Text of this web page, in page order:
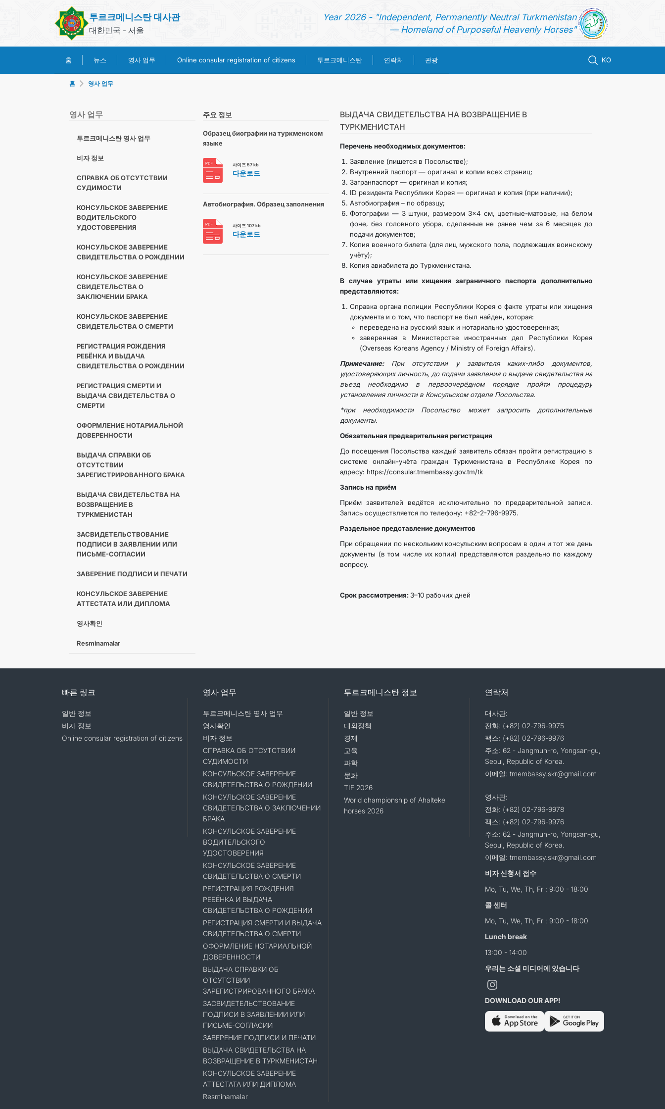
투르크메니스탄 대사관
대한민국 - 서울
Year 2026 - "Independent, Permanently Neutral Turkmenistan
— Homeland of Purposeful Heavenly Horses"
홈 뉴스 영사 업무 Online consular registration of citizens 투르크메니스탄 연락처 관광 KO
ONLINE CONSULAR REGISTRATION OF CITIZENS
투르크메니스탄
홈 영사 업무
영사 업무
투르크메니스탄 영사 업무
비자 정보
СПРАВКА ОБ ОТСУТСТВИИ
СУДИМОСТИ
КОНСУЛЬСКОЕ ЗАВЕРЕНИЕ
ВОДИТЕЛЬСКОГО
УДОСТОВЕРЕНИЯ
КОНСУЛЬСКОЕ ЗАВЕРЕНИЕ
СВИДЕТЕЛЬСТВА О РОЖДЕНИИ
КОНСУЛЬСКОЕ ЗАВЕРЕНИЕ
СВИДЕТЕЛЬСТВА О
ЗАКЛЮЧЕНИИ БРАКА
КОНСУЛЬСКОЕ ЗАВЕРЕНИЕ
СВИДЕТЕЛЬСТВА О СМЕРТИ
РЕГИСТРАЦИЯ РОЖДЕНИЯ
РЕБЁНКА И ВЫДАЧА
СВИДЕТЕЛЬСТВА О РОЖДЕНИИ
РЕГИСТРАЦИЯ СМЕРТИ И
ВЫДАЧА СВИДЕТЕЛЬСТВА О
СМЕРТИ
ОФОРМЛЕНИЕ НОТАРИАЛЬНОЙ
ДОВЕРЕННОСТИ
ВЫДАЧА СПРАВКИ ОБ
ОТСУТСТВИИ
ЗАРЕГИСТРИРОВАННОГО БРАКА
ВЫДАЧА СВИДЕТЕЛЬСТВА НА
ВОЗВРАЩЕНИЕ В
ТУРКМЕНИСТАН
ЗАСВИДЕТЕЛЬСТВОВАНИЕ
ПОДПИСИ В ЗАЯВЛЕНИИ ИЛИ
ПИСЬМЕ-СОГЛАСИИ
ЗАВЕРЕНИЕ ПОДПИСИ И ПЕЧАТИ
КОНСУЛЬСКОЕ ЗАВЕРЕНИЕ
АТТЕСТАТА ИЛИ ДИПЛОМА
영사확인
Resminamalar
ВЫДАЧА СВИДЕТЕЛЬСТВА НА ВОЗВРАЩЕНИЕ В
ТУРКМЕНИСТАН
Перечень необходимых документов:
Заявление (пишется в Посольстве);
Внутренний паспорт — оригинал и копии всех страниц;
Загранпаспорт — оригинал и копия;
ID резидента Республики Корея — оригинал и копия (при наличии);
Автобиография – по образцу;
Фотографии — 3 штуки, размером 3×4 см, цветные-матовые, на белом
фоне, без головного убора, сделанные не ранее чем за 6 месяцев до
подачи документов;
Копия военного билета (для лиц мужского пола, подлежащих воинскому
учёту);
Копия авиабилета до Туркменистана.
В случае утраты или хищения заграничного паспорта дополнительно
представляются:
Справка органа полиции Республики Корея о факте утраты или хищения
документа и о том, что паспорт не был найден, которая:
переведена на русский язык и нотариально удостоверенная;
заверенная в Министерстве иностранных дел Республики Корея
(Overseas Koreans Agency / Ministry of Foreign Affairs).
Примечание: При отсутствии у заявителя каких-либо документов,
удостоверяющих личность, до подачи заявления о выдаче свидетельства на
въезд необходимо в первоочерёдном порядке пройти процедуру
установления личности в Консульском отделе Посольства.
*при необходимости Посольство может запросить дополнительные
документы.
Обязательная предварительная регистрация
До посещения Посольства каждый заявитель обязан пройти регистрацию в
системе онлайн-учёта граждан Туркменистана в Республике Корея по
адресу: https://consular.tmembassy.gov.tm/tk
Запись на приём
Приём заявителей ведётся исключительно по предварительной записи.
Запись осуществляется по телефону: +82-2-796-9975.
Раздельное представление документов
При обращении по нескольким консульским вопросам в один и тот же день
документы (в том числе их копии) представляются раздельно по каждому
вопросу.
Срок рассмотрения: 3–10 рабочих дней
주요 정보
Образец биографии на туркменском
языке
사이즈 57 kb
다운로드
Автобиография. Образец заполнения
사이즈 107 kb
다운로드
빠른 링크
일반 정보
비자 정보
Online consular registration of citizens
영사 업무
투르크메니스탄 영사 업무
영사확인
비자 정보
СПРАВКА ОБ ОТСУТСТВИИ
СУДИМОСТИ
КОНСУЛЬСКОЕ ЗАВЕРЕНИЕ
СВИДЕТЕЛЬСТВА О РОЖДЕНИИ
КОНСУЛЬСКОЕ ЗАВЕРЕНИЕ
СВИДЕТЕЛЬСТВА О ЗАКЛЮЧЕНИИ
БРАКА
КОНСУЛЬСКОЕ ЗАВЕРЕНИЕ
ВОДИТЕЛЬСКОГО
УДОСТОВЕРЕНИЯ
КОНСУЛЬСКОЕ ЗАВЕРЕНИЕ
СВИДЕТЕЛЬСТВА О СМЕРТИ
РЕГИСТРАЦИЯ РОЖДЕНИЯ
РЕБЁНКА И ВЫДАЧА
СВИДЕТЕЛЬСТВА О РОЖДЕНИИ
РЕГИСТРАЦИЯ СМЕРТИ И ВЫДАЧА
СВИДЕТЕЛЬСТВА О СМЕРТИ
ОФОРМЛЕНИЕ НОТАРИАЛЬНОЙ
ДОВЕРЕННОСТИ
ВЫДАЧА СПРАВКИ ОБ
ОТСУТСТВИИ
ЗАРЕГИСТРИРОВАННОГО БРАКА
ЗАСВИДЕТЕЛЬСТВОВАНИЕ
ПОДПИСИ В ЗАЯВЛЕНИИ ИЛИ
ПИСЬМЕ-СОГЛАСИИ
ЗАВЕРЕНИЕ ПОДПИСИ И ПЕЧАТИ
ВЫДАЧА СВИДЕТЕЛЬСТВА НА
ВОЗВРАЩЕНИЕ В ТУРКМЕНИСТАН
КОНСУЛЬСКОЕ ЗАВЕРЕНИЕ
АТТЕСТАТА ИЛИ ДИПЛОМА
Resminamalar
투르크메니스탄 정보
일반 정보
대외정책
경제
교육
과학
문화
TIF 2026
World championship of Ahalteke
horses 2026
연락처
대사관:
전화: (+82) 02-796-9975
팩스: (+82) 02-796-9976
주소: 62 - Jangmun-ro, Yongsan-gu,
Seoul, Republic of Korea.
이메일: tmembassy.skr@gmail.com
영사관:
전화: (+82) 02-796-9978
팩스: (+82) 02-796-9976
주소: 62 - Jangmun-ro, Yongsan-gu,
Seoul, Republic of Korea.
이메일: tmembassy.skr@gmail.com
비자 신청서 접수
Mo, Tu, We, Th, Fr : 9:00 - 18:00
콜 센터
Mo, Tu, We, Th, Fr : 9:00 - 18:00
Lunch break
13:00 - 14:00
우리는 소셜 미디어에 있습니다
DOWNLOAD OUR APP!